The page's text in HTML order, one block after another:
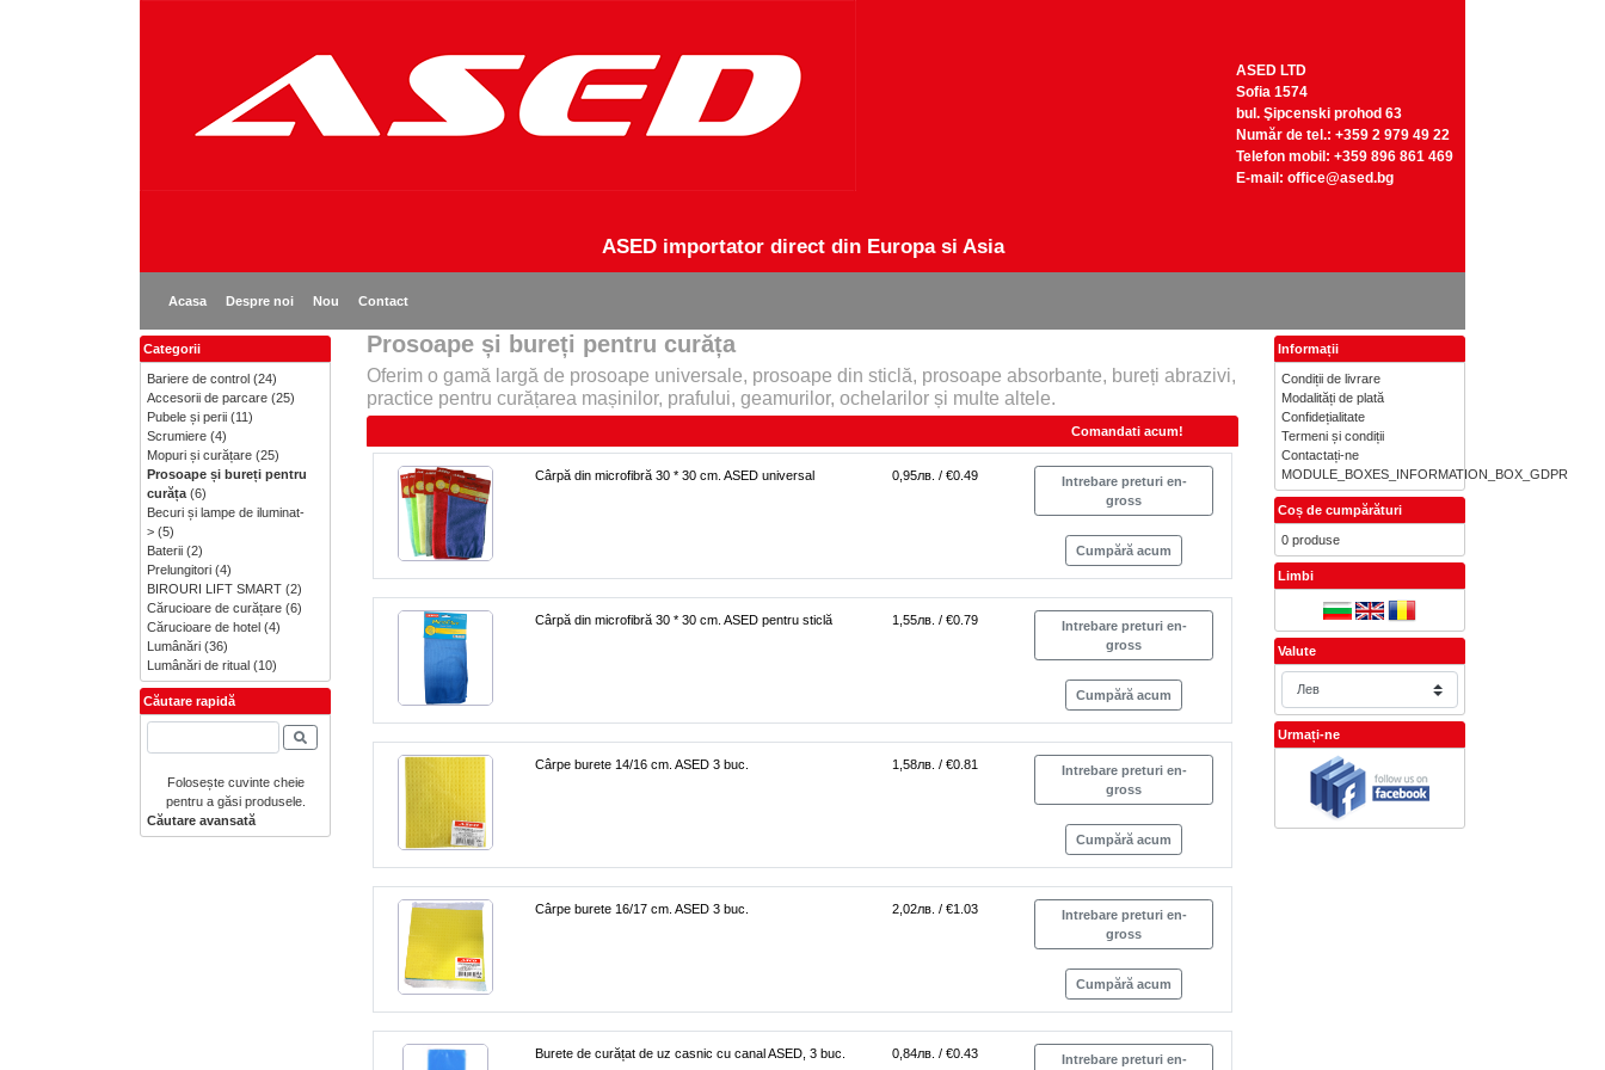
ASED LTD
Sofia 1574
bul. Şipcenski prohod 63
Număr de tel.: +359 2 979 49 22
Telefon mobil: +359 896 861 469
Е-mail: office@ased.bg
ASED importator direct din Europa si Asia
Acasa Despre noi Nou Contact
Prosoape și bureți pentru curăța
Oferim o gamă largă de prosoape universale, prosoape din sticlă, prosoape absorbante, bureți abrazivi,
practice pentru curățarea mașinilor, prafului, geamurilor, ochelarilor și multe altele.
Comandati acum!
Cârpă din microfibră 30 * 30 cm. ASED universal 0,95лв. / €0.49
Intrebare preturi en-
gross
Cumpără acum
Cârpă din microfibră 30 * 30 cm. ASED pentru sticlă 1,55лв. / €0.79
Intrebare preturi en-
gross
Cumpără acum
Cârpe burete 14/16 cm. ASED 3 buc. 1,58лв. / €0.81
Intrebare preturi en-
gross
Cumpără acum
Cârpe burete 16/17 cm. ASED 3 buc. 2,02лв. / €1.03
Intrebare preturi en-
gross
Cumpără acum
Burete de curățat de uz casnic cu canal ASED, 3 buc. 0,84лв. / €0.43 Intrebare preturi en-
Categorii
Bariere de control (24)
Accesorii de parcare (25)
Pubele și perii (11)
Scrumiere (4)
Mopuri și curățare (25)
Prosoape și bureți pentru
curăța (6)
Becuri și lampe de iluminat-
> (5)
Baterii (2)
Prelungitori (4)
BIROURI LIFT SMART (2)
Cărucioare de curățare (6)
Cărucioare de hotel (4)
Lumânări (36)
Lumânări de ritual (10)
Căutare rapidă
Folosește cuvinte cheie
pentru a găsi produsele.
Căutare avansată
Informații
Condiții de livrare
Modalități de plată
Confidețialitate
Termeni și condiții
Contactați-ne
MODULE_BOXES_INFORMATION_BOX_GDPR
Coș de cumpărături
0 produse
Limbi
Valute
Urmați-ne